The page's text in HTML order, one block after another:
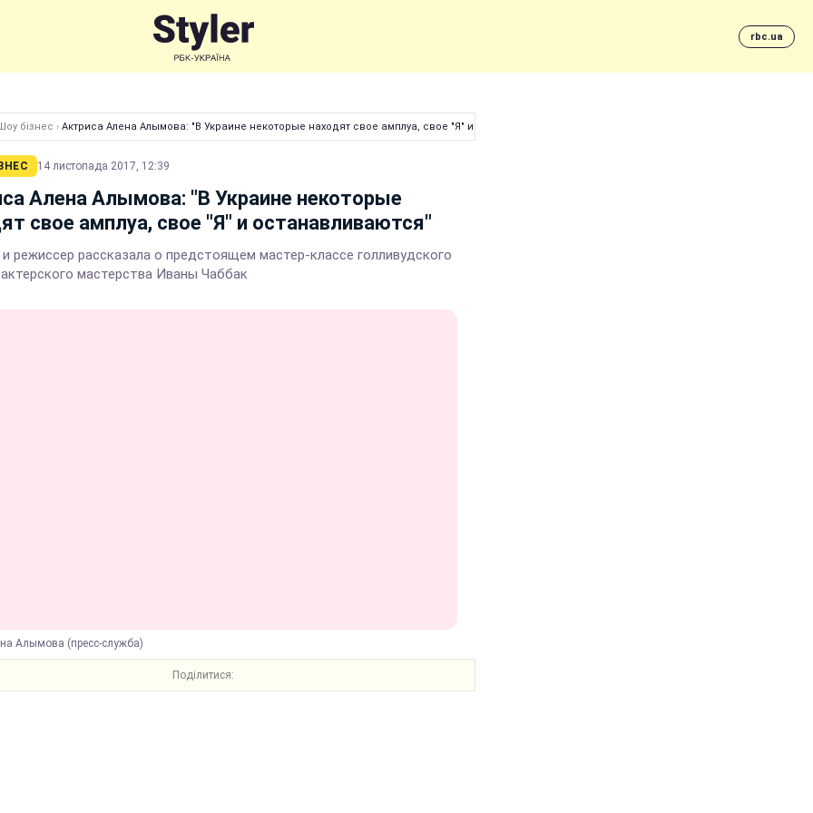
rbc.ua
бізнес › Актриса Алена Алымова: "В Украине некоторые находят свое амплуа, свое "Я" и останавливаются"
14 листопада 2017, 12:39
Алена Алымова: "В Украине некоторые
свое амплуа, свое "Я" и останавливаются"
режиссер рассказала о предстоящем мастер-классе голливудского
мастерства Иваны Чаббак
Алымова (пресс-служба)
Поділитися: